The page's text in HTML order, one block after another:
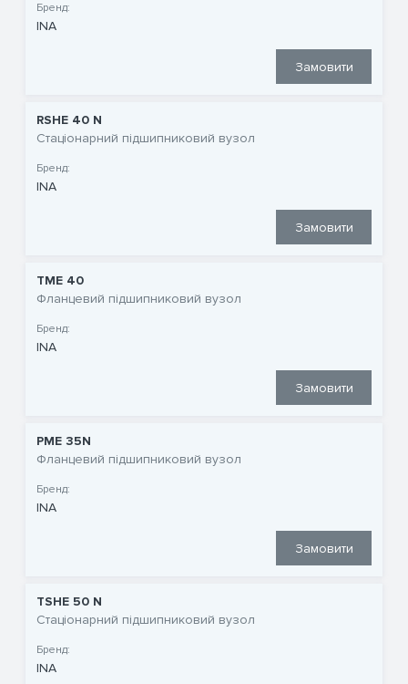
Бренд:
INA
Замовити
RSHE 40 N
Стаціонарний підшипниковий вузол
Бренд:
INA
Замовити
TME 40
Фланцевий підшипниковий вузол
Бренд:
INA
Замовити
PME 35N
Фланцевий підшипниковий вузол
Бренд:
INA
Замовити
TSHE 50 N
Стаціонарний підшипниковий вузол
Бренд:
INA